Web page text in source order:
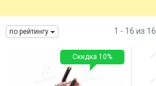
по рейтингу 1 - 16 из 16
Скидка 10%